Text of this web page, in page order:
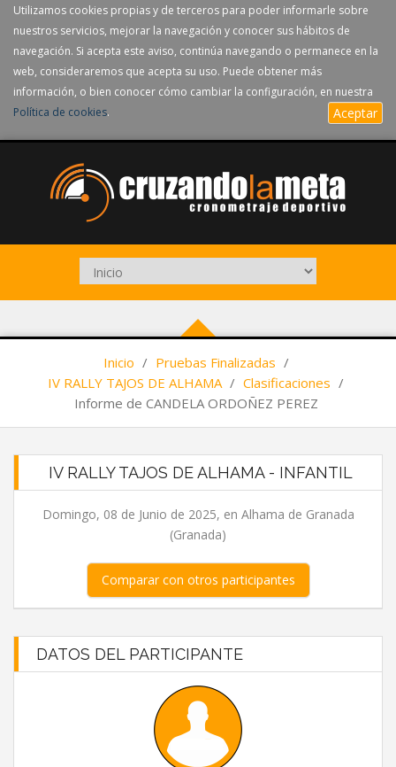
Utilizamos cookies propias y de terceros para poder informarle sobre
nuestros servicios, mejorar la navegación y conocer sus hábitos de
navegación. Si acepta este aviso, continúa navegando o permanece en la
web, consideraremos que acepta su uso. Puede obtener más
información, o bien conocer cómo cambiar la configuración, en nuestra
Política de cookies. Aceptar
Inicio / Pruebas Finalizadas /
IV RALLY TAJOS DE ALHAMA / Clasificaciones /
Informe de CANDELA ORDOÑEZ PEREZ
IV RALLY TAJOS DE ALHAMA - INFANTIL
Domingo, 08 de Junio de 2025, en Alhama de Granada
(Granada)
Comparar con otros participantes
DATOS DEL PARTICIPANTE